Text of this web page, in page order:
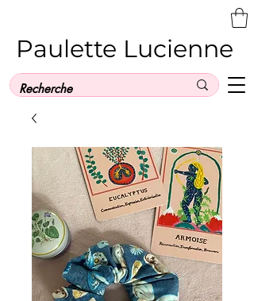
Paulette Lucienne